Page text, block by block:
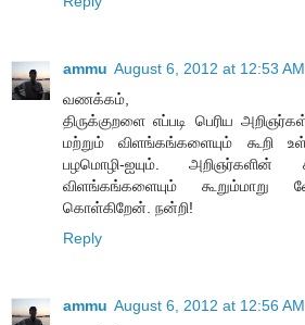
ammu August 6, 2012 at 12:53 AM
வணக்கம்,
திருக்குறளை எப்படி பெரிய
மற்றும் விளங்கங்களையும் கூறி
பழமொழி-ஐயும். அறிஞர்களின்
விளங்கங்களையும் கூறும்மாறு
கொள்கிறேன். நன்றி!
Reply
ammu August 6, 2012 at 12:56 AM